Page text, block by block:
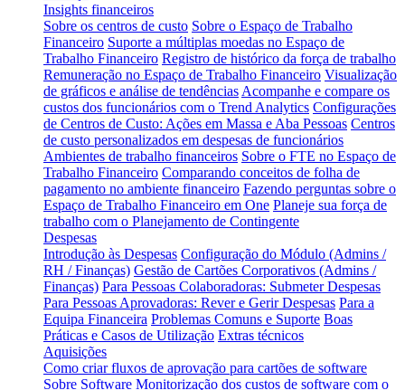
Insights financeiros
Sobre os centros de custo Sobre o Espaço de Trabalho
Financeiro Suporte a múltiplas moedas no Espaço de
Trabalho Financeiro Registro de histórico da força de trabalho
Remuneração no Espaço de Trabalho Financeiro Visualização
de gráficos e análise de tendências Acompanhe e compare os
custos dos funcionários com o Trend Analytics Configurações
de Centros de Custo: Ações em Massa e Aba Pessoas Centros
de custo personalizados em despesas de funcionários
Ambientes de trabalho financeiros Sobre o FTE no Espaço de
Trabalho Financeiro Comparando conceitos de folha de
pagamento no ambiente financeiro Fazendo perguntas sobre o
Espaço de Trabalho Financeiro em One Planeje sua força de
trabalho com o Planejamento de Contingente
Despesas
Introdução às Despesas Configuração do Módulo (Admins /
RH / Finanças) Gestão de Cartões Corporativos (Admins /
Finanças) Para Pessoas Colaboradoras: Submeter Despesas
Para Pessoas Aprovadoras: Rever e Gerir Despesas Para a
Equipa Financeira Problemas Comuns e Suporte Boas
Práticas e Casos de Utilização Extras técnicos
Aquisições
Como criar fluxos de aprovação para cartões de software
Sobre Software Monitorização dos custos de software com o